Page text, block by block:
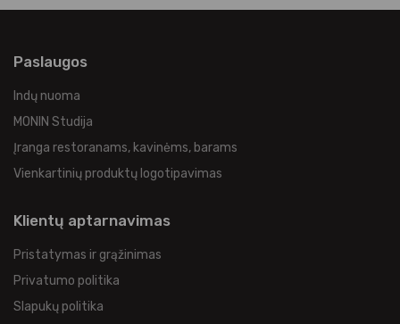
Paslaugos
Indų nuoma
MONIN Studija
Įranga restoranams, kavinėms, barams
Vienkartinių produktų logotipavimas
Klientų aptarnavimas
Pristatymas ir grąžinimas
Privatumo politika
Slapukų politika